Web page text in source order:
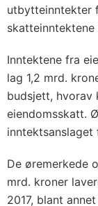
utbytteinntekter
Inntektene fra
lag 1,2 mrd.
budsjett, hvorav
eiendomsskatt.
inntektsanslaget
De øremerkede
mrd. kroner
2017, blant